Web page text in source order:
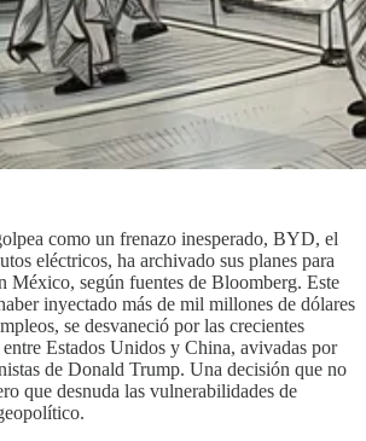
como un frenazo inesperado, BYD, el
eléctricos, ha archivado sus planes para
México, según fuentes de Bloomberg. Este
inyectado más de mil millones de dólares
se desvaneció por las crecientes
Estados Unidos y China, avivadas por
de Donald Trump. Una decisión que no
que desnuda las vulnerabilidades de